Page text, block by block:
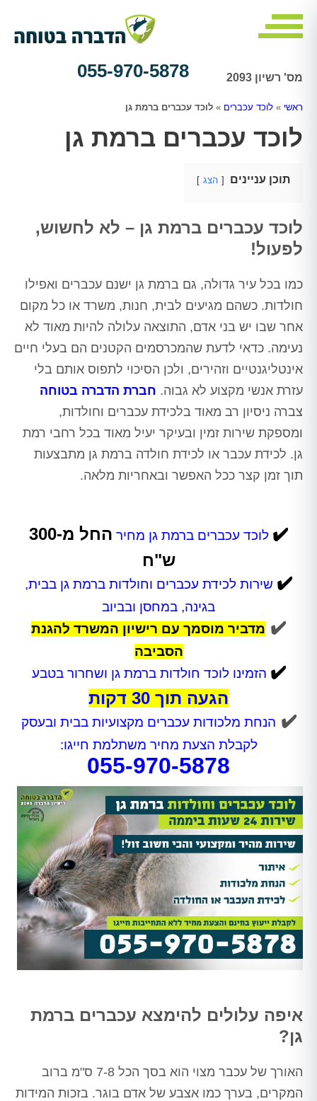
מס' רשיון 2093 055-970-5878
ראשי » לוכד עכברים » לוכד עכברים ברמת גן
לוכד עכברים ברמת גן
תוכן עניינים הצג
לוכד עכברים ברמת גן – לא לחשוש,
לפעול!
כמו בכל עיר גדולה, גם ברמת גן ישנם עכברים ואפילו
חולדות. כשהם מגיעים לבית, חנות, משרד או כל מקום
אחר שבו יש בני אדם, התוצאה עלולה להיות מאוד לא
נעימה. כדאי לדעת שהמכרסמים הקטנים הם בעלי חיים
אינטליגנטיים וזהירים, ולכן הסיכוי לתפוס אותם בלי
עזרת אנשי מקצוע לא גבוה. חברת הדברה בטוחה
צברה ניסיון רב מאוד בלכידת עכברים וחולדות,
ומספקת שירות זמין ובעיקר יעיל מאוד בכל רחבי רמת
גן. לכידת עכבר או לכידת חולדה ברמת גן מתבצעות
תוך זמן קצר ככל האפשר ובאחריות מלאה.
✔️ לוכד עכברים ברמת גן מחיר
החל מ-300
ש"ח
✔️ שירות לכידת עכברים וחולדות ברמת גן בבית,
בגינה, במחסן ובביוב
✔️ מדביר מוסמך עם רישיון המשרד להגנת
הסביבה
✔️ הזמינו לוכד חולדות ברמת גן ושחרור בטבע
הגעה תוך 30 דקות
✔️ הנחת מלכודות עכברים מקצועיות בבית ובעסק
לקבלת הצעת מחיר משתלמת חייגו:
055-970-5878
איפה עלולים להימצא עכברים ברמת
גן?
האורך של עכבר מצוי הוא בסך הכל 7-8 ס"מ ברוב
המקרים, בערך כמו אצבע של אדם בוגר. בזכות המידות